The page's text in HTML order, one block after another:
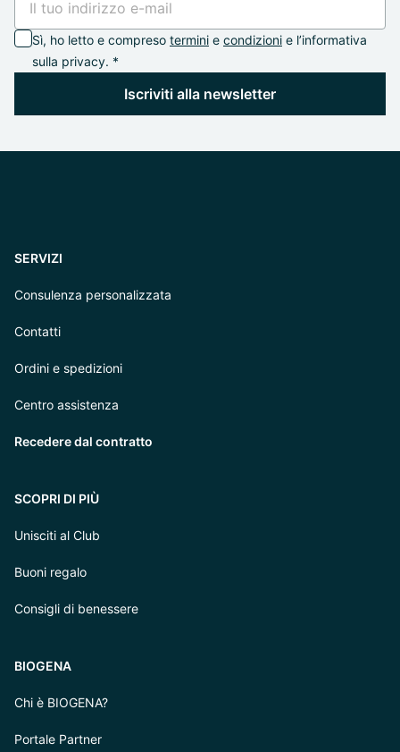
Sì, ho letto e compreso termini e condizioni e l’informativa
sulla privacy. *
Iscriviti alla newsletter
SERVIZI
Consulenza personalizzata
Contatti
Ordini e spedizioni
Centro assistenza
Recedere dal contratto
SCOPRI DI PIÙ
Unisciti al Club
Buoni regalo
Consigli di benessere
BIOGENA
Chi è BIOGENA?
Portale Partner